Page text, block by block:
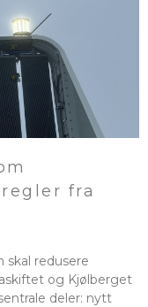
fra
skal redusere
og Kjølberget
deler: nytt